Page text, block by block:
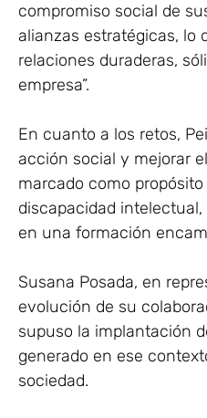
compromiso social de
alianzas estratégicas, lo
relaciones duraderas,
empresa”.
En cuanto a los retos,
acción social y mejorar
marcado como
discapacidad
en una formación
Susana Posada, en
evolución de su
supuso la implantación
generado en ese
sociedad.